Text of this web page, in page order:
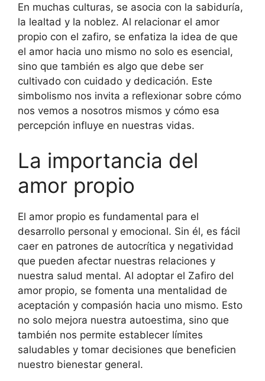
En muchas culturas, se asocia con la sabiduría,
la lealtad y la noblez. Al relacionar el amor
propio con el zafiro, se enfatiza la idea de que
el amor hacia uno mismo no solo es esencial,
sino que también es algo que debe ser
cultivado con cuidado y dedicación. Este
simbolismo nos invita a reflexionar sobre cómo
nos vemos a nosotros mismos y cómo esa
percepción influye en nuestras vidas.
La importancia del
amor propio
El amor propio es fundamental para el
desarrollo personal y emocional. Sin él, es fácil
caer en patrones de autocrítica y negatividad
que pueden afectar nuestras relaciones y
nuestra salud mental. Al adoptar el Zafiro del
amor propio, se fomenta una mentalidad de
aceptación y compasión hacia uno mismo. Esto
no solo mejora nuestra autoestima, sino que
también nos permite establecer límites
saludables y tomar decisiones que beneficien
nuestro bienestar general.